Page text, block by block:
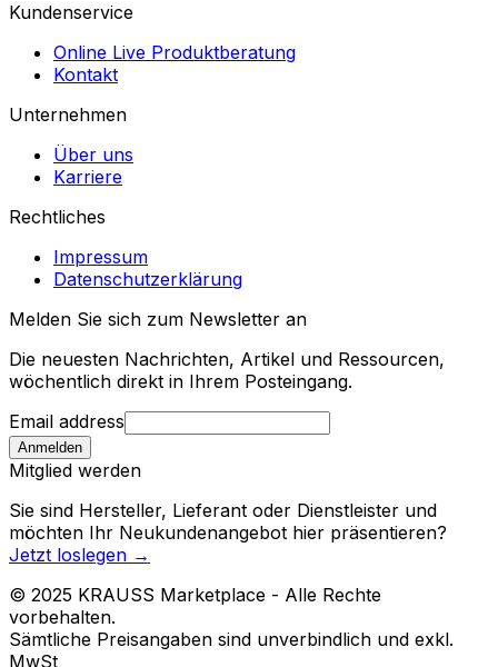
Kundenservice
Online Live Produktberatung
Kontakt
Unternehmen
Über uns
Karriere
Rechtliches
Impressum
Datenschutzerklärung
Melden Sie sich zum Newsletter an
Die neuesten Nachrichten, Artikel und Ressourcen,
wöchentlich direkt in Ihrem Posteingang.
Email address
Anmelden
Mitglied werden
Sie sind Hersteller, Lieferant oder Dienstleister und
möchten Ihr Neukundenangebot hier präsentieren?
Jetzt loslegen →
© 2025 KRAUSS Marketplace - Alle Rechte
vorbehalten.
Sämtliche Preisangaben sind unverbindlich und exkl.
MwSt